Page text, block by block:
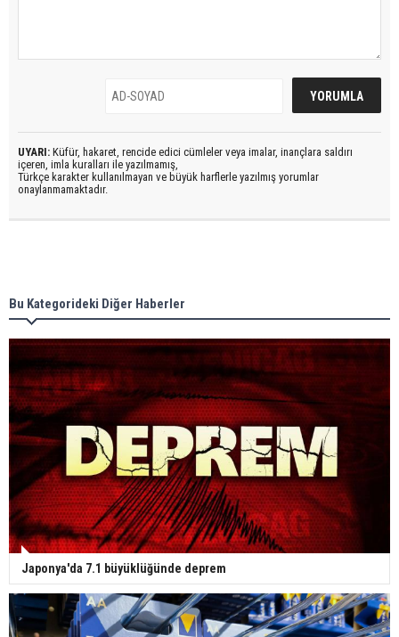
UYARI: Küfür, hakaret, rencide edici cümleler veya imalar, inançlara saldırı
içeren, imla kuralları ile yazılmamış,
Türkçe karakter kullanılmayan ve büyük harflerle yazılmış yorumlar
onaylanmamaktadır.
Bu Kategorideki Diğer Haberler
Japonya'da 7.1 büyüklüğünde deprem